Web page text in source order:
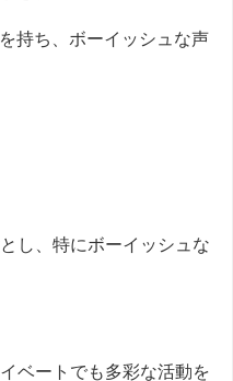
持ち、ボーイッシュな声
し、特にボーイッシュな
ベートでも多彩な活動を